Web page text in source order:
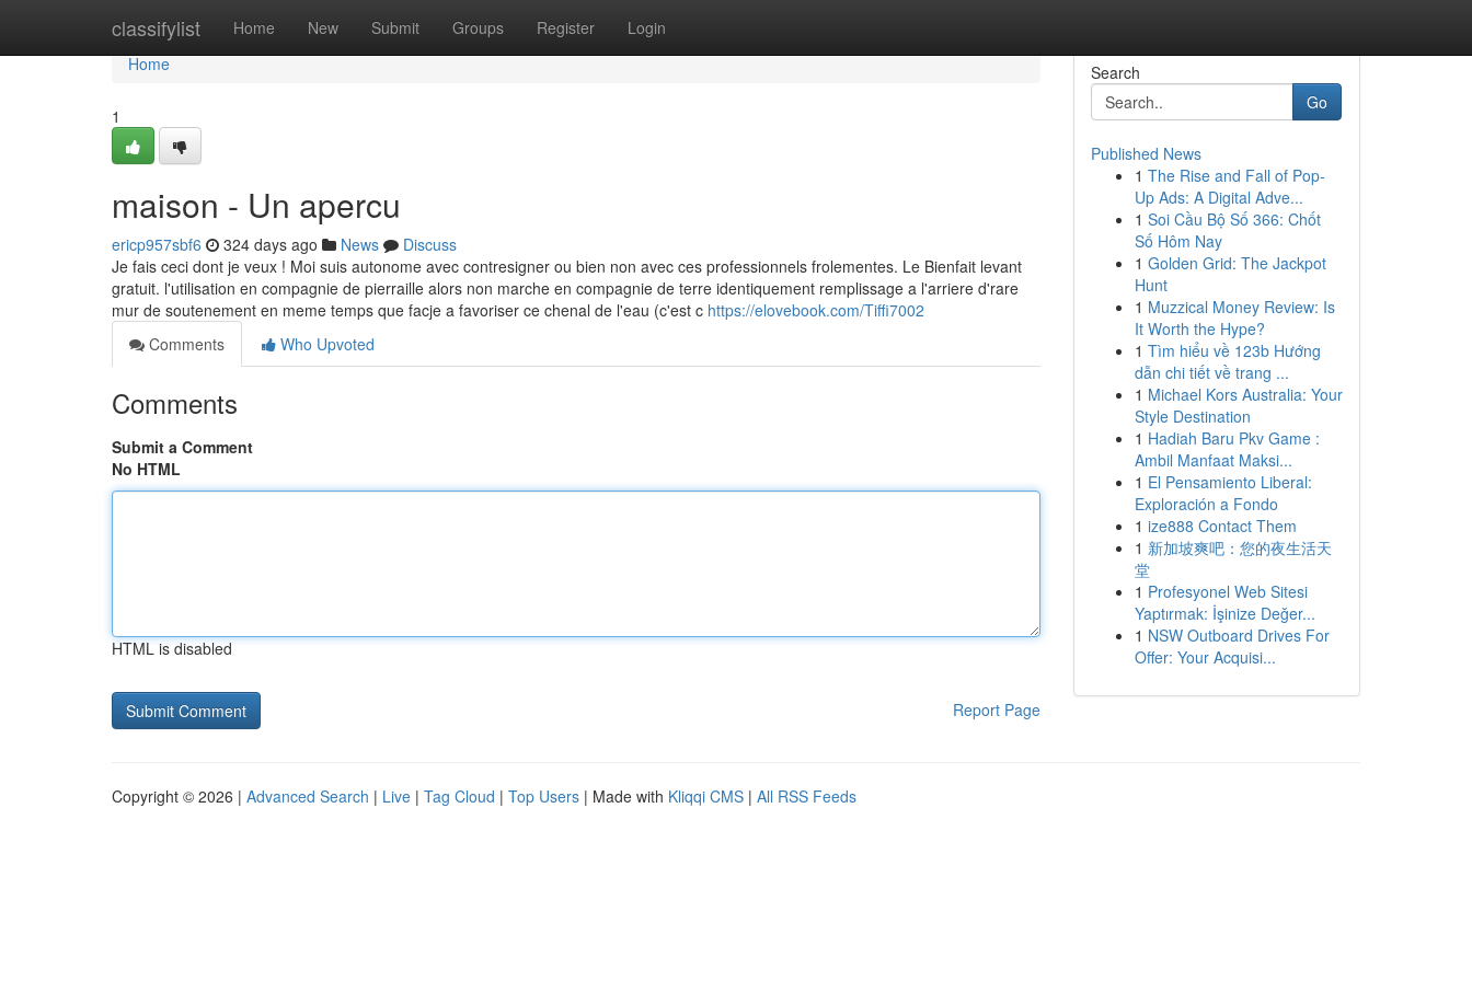
classifylist Home New Submit Groups Register Login
Home
Home
1
maison - Un apercu
ericp957sbf6 324 days ago News
Discuss
Je fais ceci dont je veux ! Moi suis autonome avec contresigner ou bien non avec ces professionnels frolementes. Le Bienfait levant
gratuit. l'utilisation en compagnie de pierraille alors non marche en compagnie de terre identiquement remplissage a l'arriere d'rare
mur de soutenement en meme temps que facje a favoriser ce chenal de l'eau (c'est c https://elovebook.com/Tiffi7002
Comments
Who Upvoted
Comments
Submit a Comment
No HTML
HTML is disabled
Report Page
Search
Go
Published News
1 The Rise and Fall of Pop-
Up Ads: A Digital Adve...
1 Soi Cầu Bộ Số 366: Chốt
Số Hôm Nay
1 Golden Grid: The Jackpot
Hunt
1 Muzzical Money Review: Is
It Worth the Hype?
1 Tìm hiểu về 123b Hướng
dẫn chi tiết về trang ...
1 Michael Kors Australia: Your
Style Destination
1 Hadiah Baru Pkv Game :
Ambil Manfaat Maksi...
1 El Pensamiento Liberal:
Exploración a Fondo
1 ize888 Contact Them
1 新加坡爽吧：您的夜生活天
堂
1 Profesyonel Web Sitesi
Yaptırmak: İşinize Değer...
1 NSW Outboard Drives For
Offer: Your Acquisi...
Copyright © 2026 | Advanced Search | Live | Tag Cloud | Top Users | Made with Kliqqi CMS | All RSS Feeds